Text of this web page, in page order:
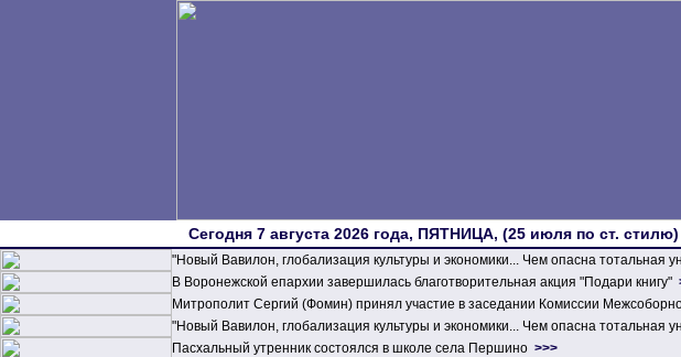
Сегодня 7 августа 2026 года, ПЯТНИЦА, (25 июля по ст. стилю)
"Новый Вавилон, глобализация культуры и экономики... Чем опасна тотальная
В Воронежской епархии завершилась благотворительная акция "Подари книгу"
Митрополит Сергий (Фомин) принял участие в заседании Комиссии
"Новый Вавилон, глобализация культуры и экономики... Чем опасна тотальная
Пасхальный утренник состоялся в школе села Першино >>>